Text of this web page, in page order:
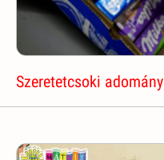
Szeretetcsoki adomány